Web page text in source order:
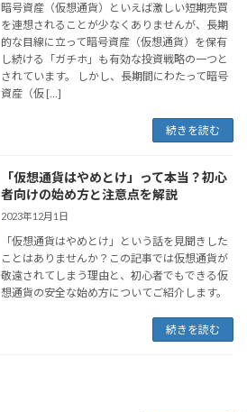
暗号資産（仮想通貨）といえば激しい短期売買
を連想されることが少なくありませんが、長期
的な目線に立って暗号資産（仮想通貨）を保有
し続ける「ガチホ」も有効な投資戦略の一つと
されています。 しかし、長期間にわたって暗号
資産（仮 […]
続きを読む
「仮想通貨はやめとけ」って本当？初心
者向けの始め方と注意点を解説
2023年12月1日
「仮想通貨はやめとけ」という話を見聞きした
ことはありませんか？この記事では仮想通貨が
敬遠されてしまう理由と、初心者でもできる仮
想通貨の安全な始め方についてご紹介します。
続きを読む